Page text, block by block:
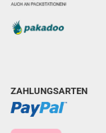
ZAHLUNGSARTEN